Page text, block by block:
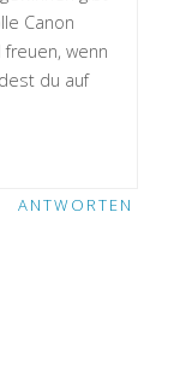
Canon
wenn
du auf
ANTWORTEN